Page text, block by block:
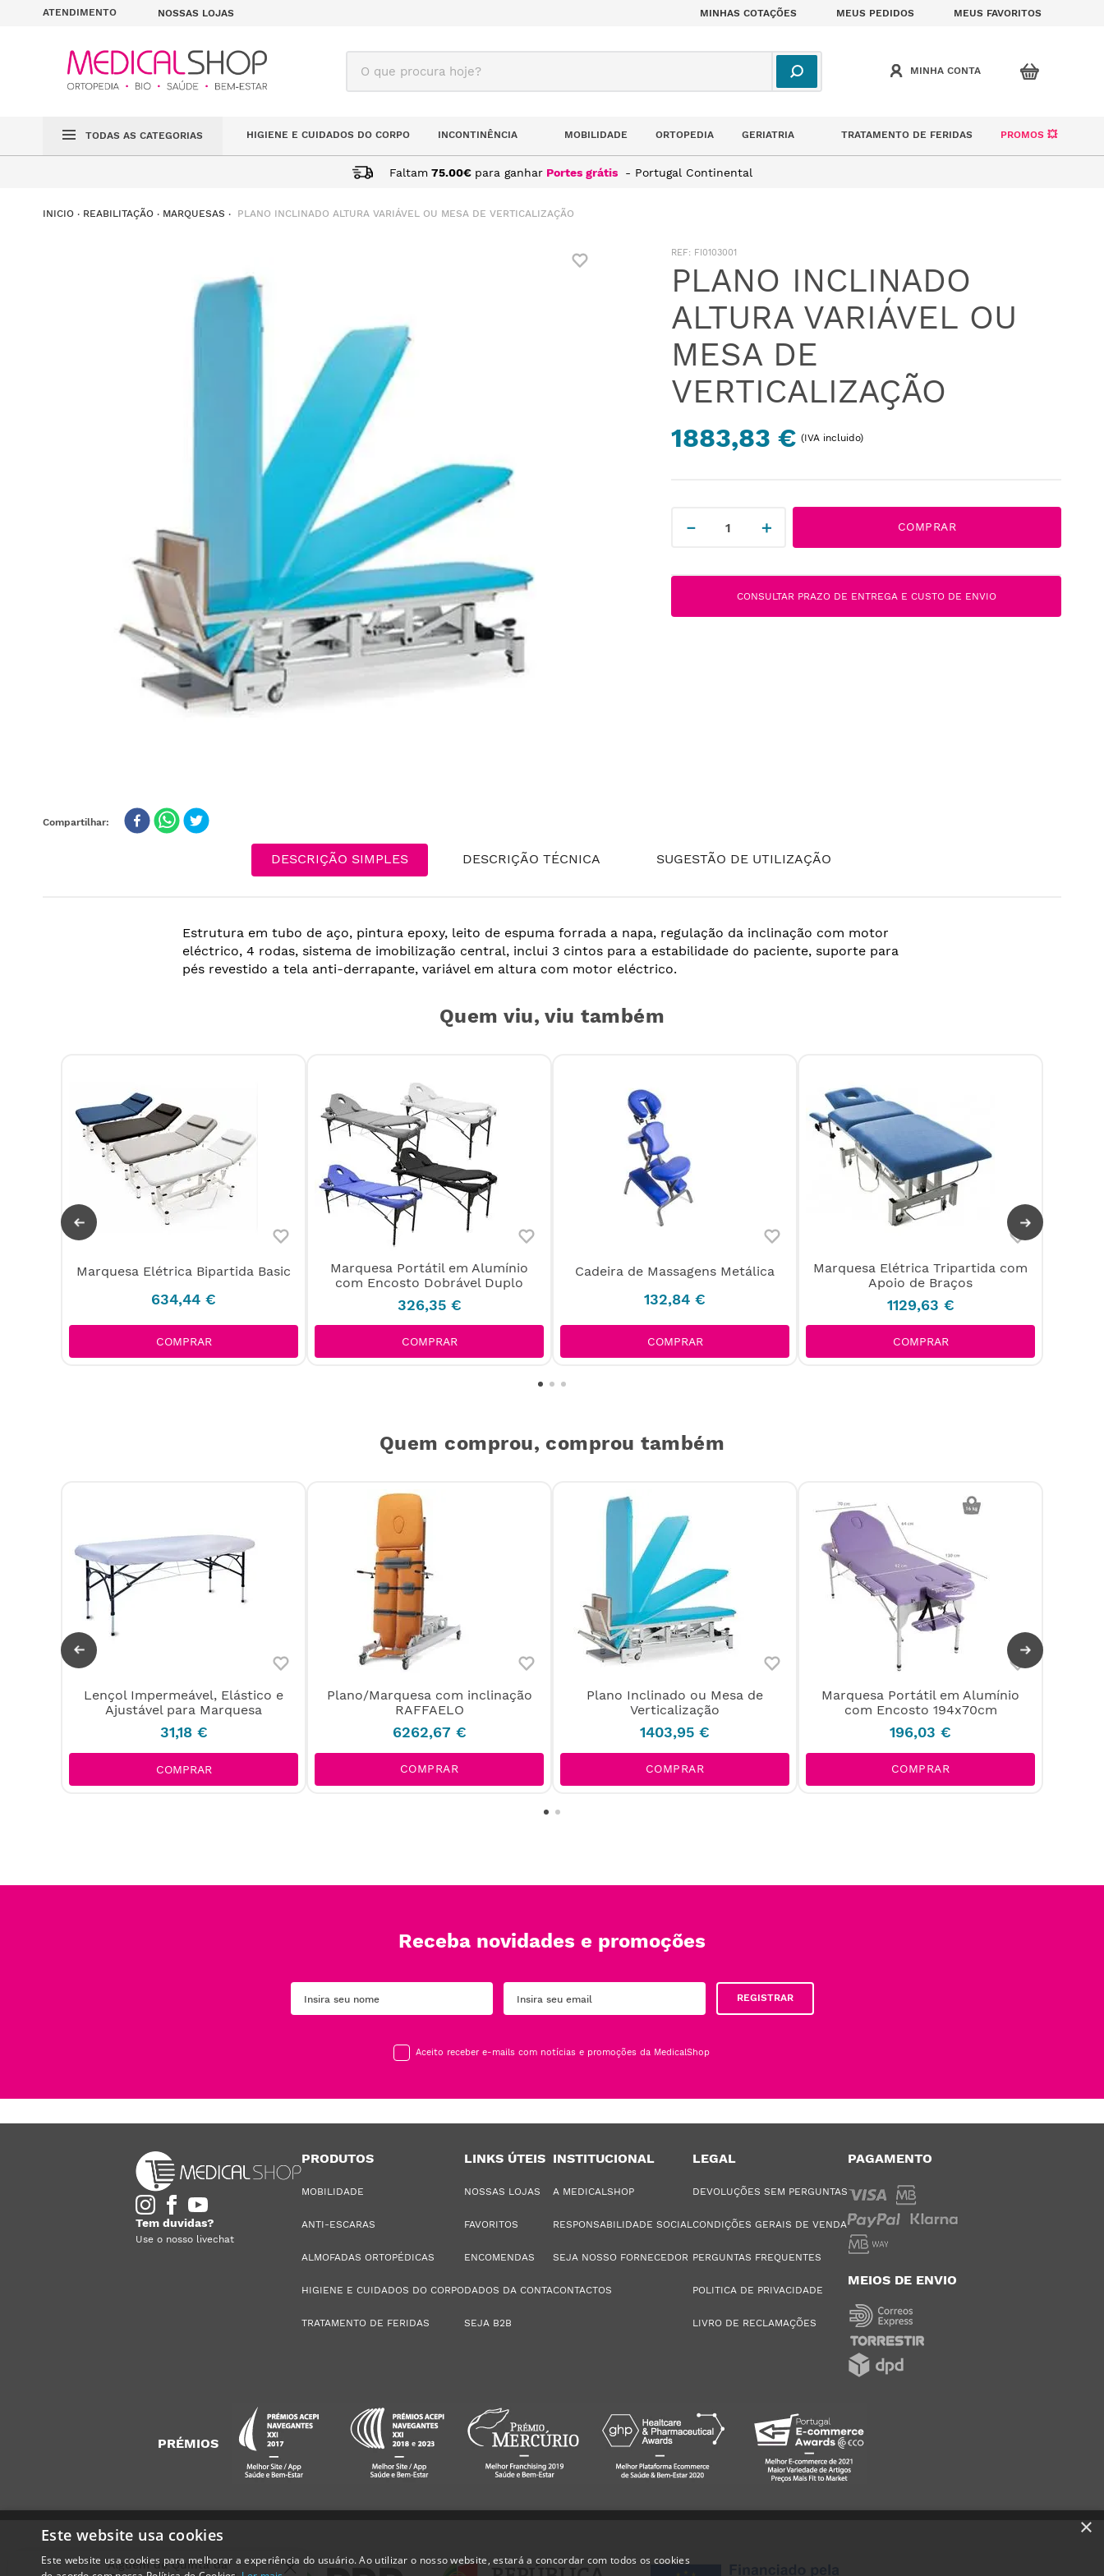
ATENDIMENTO NOSSAS LOJAS MINHAS COTAÇÕES MEUS PEDIDOS MEUS FAVORITOS
O que procura hoje?
TODAS AS CATEGORIAS HIGIENE E CUIDADOS DO CORPO INCONTINÊNCIA MOBILIDADE ORTOPEDIA GERIATRIA TRATAMENTO DE FERIDAS PROMOS 💥
Faltam 75.00€ para ganhar Portes grátis - Portugal Continental
REABILITAÇÃO MARQUESAS PLANO INCLINADO ALTURA VARIÁVEL OU MESA DE VERTICALIZAÇÃO
: FI0103001
PLANO INCLINADO
ALTURA VARIÁVEL OU
MESA DE
VERTICALIZAÇÃO
1883,83 € (IVA incluido)
＋
－ COMPRAR
CONSULTAR PRAZO DE ENTREGA E CUSTO DE ENVIO
DESCRIÇÃO SIMPLES DESCRIÇÃO TÉCNICA SUGESTÃO DE UTILIZAÇÃO
Estrutura em tubo de aço, pintura epoxy, leito de espuma forrada a napa, regulação da inclinação com motor
eléctrico, 4 rodas, sistema de imobilização central, inclui 3 cintos para a estabilidade do paciente, suporte para
pés revestido a tela anti-derrapante, variável em altura com motor eléctrico.
Quem viu, viu também
Marquesa Elétrica Bipartida Basic
634,44 €
COMPRAR
Marquesa Portátil em Alumínio
com Encosto Dobrável Duplo
326,35 €
COMPRAR
Cadeira de Massagens Metálica
132,84 €
COMPRAR
Marquesa Elétrica Tripartida com
Apoio de Braços
1129,63 €
COMPRAR
Quem comprou, comprou também
Lençol Impermeável, Elástico e
Ajustável para Marquesa
31,18 €
COMPRAR
Plano/Marquesa com inclinação
RAFFAELO
6262,67 €
COMPRAR
Plano Inclinado ou Mesa de
Verticalização
1403,95 €
COMPRAR
Marquesa Portátil em Alumínio
com Encosto 194x70cm
196,03 €
COMPRAR
Receba novidades e promoções
REGISTRAR
Aceito receber e-mails com notícias e promoções da MedicalShop
Tem duvidas?
Use o nosso livechat
PRODUTOS
MOBILIDADE
ANTI-ESCARAS
ALMOFADAS ORTOPÉDICAS
HIGIENE E CUIDADOS DO CORPO
TRATAMENTO DE FERIDAS
LINKS ÚTEIS
NOSSAS LOJAS
FAVORITOS
ENCOMENDAS
DADOS DA CONTA
SEJA B2B
INSTITUCIONAL
A MEDICALSHOP
RESPONSABILIDADE SOCIAL
SEJA NOSSO FORNECEDOR
CONTACTOS
LEGAL
DEVOLUÇÕES SEM PERGUNTAS
CONDIÇÕES GERAIS DE VENDA
PERGUNTAS FREQUENTES
POLITICA DE PRIVACIDADE
LIVRO DE RECLAMAÇÕES
PAGAMENTO
MEIOS DE ENVIO
PRÉMIOS
Alguém deQuinta da
×
Este website usa cookies
Este website usa cookies para melhorar a experiência do usuário. Ao utilizar o nosso website, estará a concordar com todos os cookies